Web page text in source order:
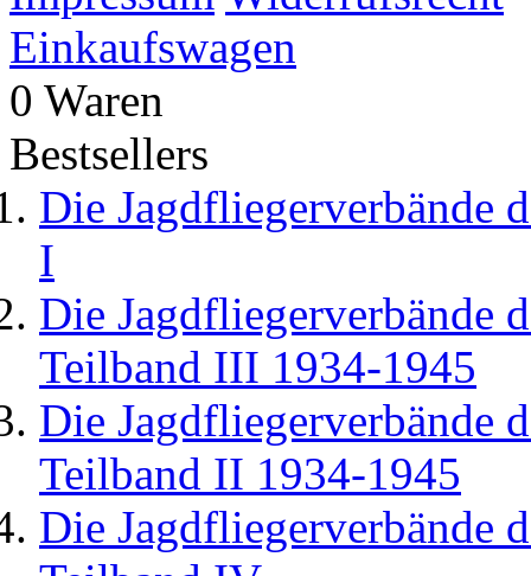
Einkaufswagen
0 Waren
Bestsellers
Die Jagdfliegerverbände
I
Die Jagdfliegerverbände
Teilband III 1934-1945
Die Jagdfliegerverbände
Teilband II 1934-1945
Die Jagdfliegerverbände